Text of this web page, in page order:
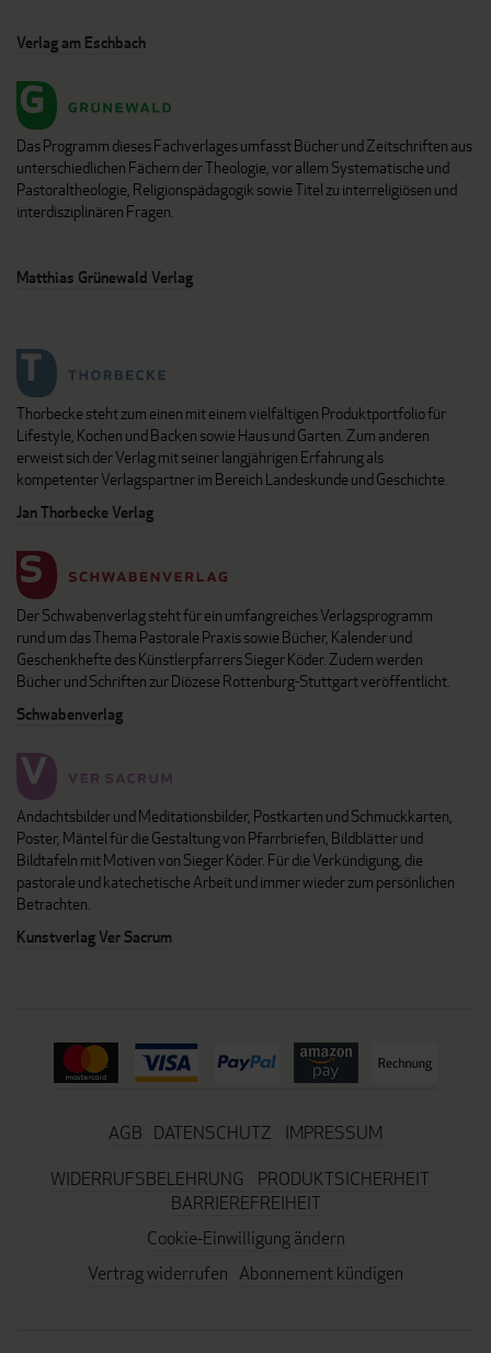
Verlag am Eschbach
Das Programm dieses Fachverlages umfasst Bücher und Zeitschriften aus
unterschiedlichen Fächern der Theologie, vor allem Systematische und
Pastoraltheologie, Religionspädagogik sowie Titel zu interreligiösen und
interdisziplinären Fragen.
Matthias Grünewald Verlag
Thorbecke steht zum einen mit einem vielfältigen Produktportfolio für
Lifestyle, Kochen und Backen sowie Haus und Garten. Zum anderen
erweist sich der Verlag mit seiner langjährigen Erfahrung als
kompetenter Verlagspartner im Bereich Landeskunde und Geschichte.
Jan Thorbecke Verlag
Der Schwabenverlag steht für ein umfangreiches Verlagsprogramm
rund um das Thema Pastorale Praxis sowie Bücher, Kalender und
Geschenkhefte des Künstlerpfarrers Sieger Köder. Zudem werden
Bücher und Schriften zur Diözese Rottenburg-Stuttgart veröffentlicht.
Schwabenverlag
Andachtsbilder und Meditationsbilder, Postkarten und Schmuckkarten,
Poster, Mäntel für die Gestaltung von Pfarrbriefen, Bildblätter und
Bildtafeln mit Motiven von Sieger Köder. Für die Verkündigung, die
pastorale und katechetische Arbeit und immer wieder zum persönlichen
Betrachten.
Kunstverlag Ver Sacrum
AGB DATENSCHUTZ
IMPRESSUM
WIDERRUFSBELEHRUNG
PRODUKTSICHERHEIT
BARRIEREFREIHEIT
Cookie-Einwilligung ändern
Vertrag widerrufen Abonnement kündigen